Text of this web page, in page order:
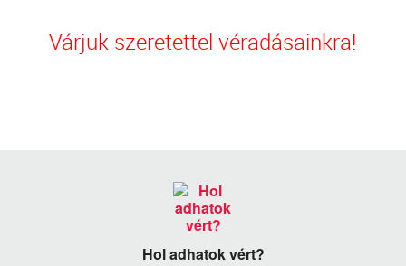
Várjuk szeretettel véradásainkra!
Hol adhatok vért?